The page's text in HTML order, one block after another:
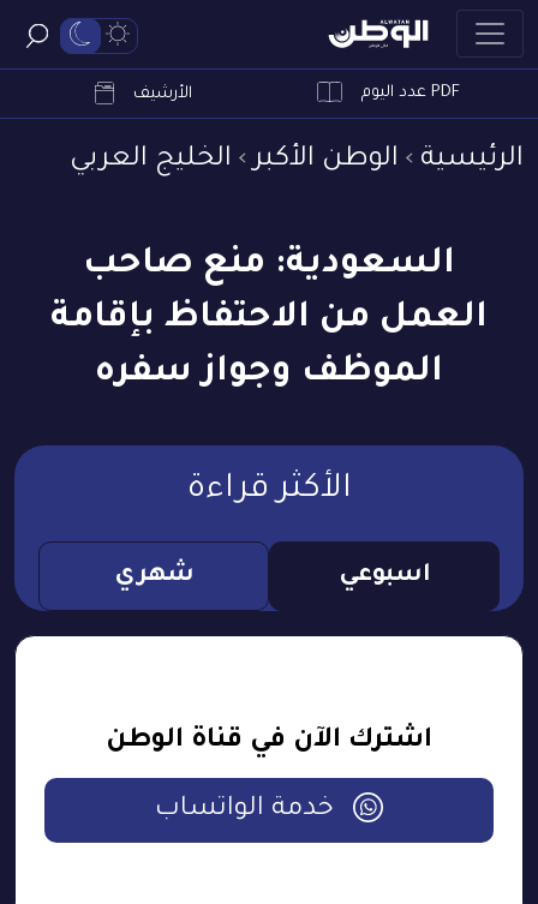
PDF عدد اليوم الأرشيف
الرئيسية الوطن الأكبر الخليج العربي
السعودية: منع صاحب
العمل من الاحتفاظ بإقامة
الموظف وجواز سفره
الأكثر قراءة
اسبوعي شهري
اشترك الآن في قناة الوطن
خدمة الواتساب